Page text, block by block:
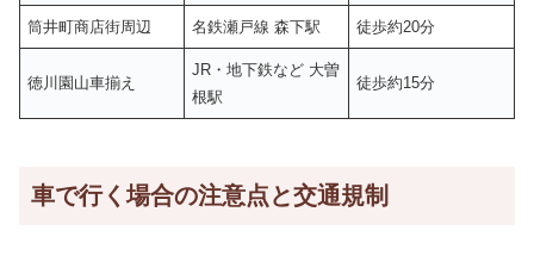
筒井町商店街周辺 名鉄瀬戸線 森下駅 徒歩約20分
徳川園山車揃え
JR・地下鉄など 大曽
根駅
徒歩約15分
車で行く場合の注意点と交通規制